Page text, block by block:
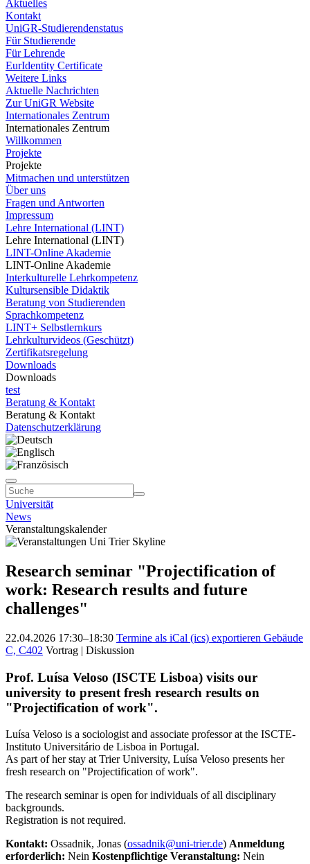
Aktuelles
Kontakt
UniGR-Studierendenstatus
Für Studierende
Für Lehrende
EurIdentity Certificate
Weitere Links
Aktuelle Nachrichten
Zur UniGR Website
Internationales Zentrum
Internationales Zentrum
Willkommen
Projekte
Projekte
Mitmachen und unterstützen
Über uns
Fragen und Antworten
Impressum
Lehre International (LINT)
Lehre International (LINT)
LINT-Online Akademie
LINT-Online Akademie
Interkulturelle Lehrkompetenz
Kultursensible Didaktik
Beratung von Studierenden
Sprachkompetenz
LINT+ Selbstlernkurs
Lehrkulturvideos (Geschützt)
Zertifikatsregelung
Downloads
Downloads
test
Beratung & Kontakt
Beratung & Kontakt
Datenschutzerklärung
Universität
News
Veranstaltungskalender
Research seminar "Projectification of
work: Research results and future
challenges"
22.04.2026 17:30–18:30 Termine als iCal (ics) exportieren Gebäude
C, C402 Vortrag | Diskussion
Prof. Luísa Veloso (ISCTE Lisboa) visits our
university to present fresh research results on
"Projectification of work".
Luísa Veloso is a sociologist and associate professor at the ISCTE-
Instituto Universitário de Lisboa in Portugal.
As part of her stay at Trier University, Luísa Veloso presents her
fresh research on "Projectification of work".
The research seminar is open for individuals of all disciplinary
backgrounds.
Registration is not required.
Kontakt: Ossadnik, Jonas (ossadnik@uni-trier.de) Anmeldung
erforderlich: Nein Kostenpflichtige Veranstaltung: Nein